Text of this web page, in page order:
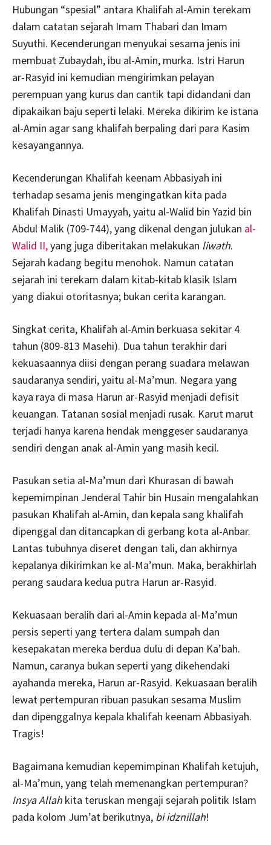
Hubungan “spesial” antara Khalifah al-Amin terekam
dalam catatan sejarah Imam Thabari dan Imam
Suyuthi. Kecenderungan menyukai sesama jenis ini
membuat Zubaydah, ibu al-Amin, murka. Istri Harun
ar-Rasyid ini kemudian mengirimkan pelayan
perempuan yang kurus dan cantik tapi didandani dan
dipakaikan baju seperti lelaki. Mereka dikirim ke istana
al-Amin agar sang khalifah berpaling dari para Kasim
kesayangannya.
Kecenderungan Khalifah keenam Abbasiyah ini
terhadap sesama jenis mengingatkan kita pada
Khalifah Dinasti Umayyah, yaitu al-Walid bin Yazid bin
Abdul Malik (709-744), yang dikenal dengan julukan al-
Walid II,yang juga diberitakan melakukan liwath.
Sejarah kadang begitu menohok. Namun catatan
sejarah ini terekam dalam kitab-kitab klasik Islam
yang diakui otoritasnya; bukan cerita karangan.
Singkat cerita, Khalifah al-Amin berkuasa sekitar 4
tahun (809-813 Masehi). Dua tahun terakhir dari
kekuasaannya diisi dengan perang suadara melawan
saudaranya sendiri, yaitu al-Ma’mun. Negara yang
kaya raya di masa Harun ar-Rasyid menjadi defisit
keuangan. Tatanan sosial menjadi rusak. Karut marut
terjadi hanya karena hendak menggeser saudaranya
sendiri dengan anak al-Amin yang masih kecil.
Pasukan setia al-Ma’mun dari Khurasan di bawah
kepemimpinan Jenderal Tahir bin Husain mengalahkan
pasukan Khalifah al-Amin, dan kepala sang khalifah
dipenggal dan ditancapkan di gerbang kota al-Anbar.
Lantas tubuhnya diseret dengan tali, dan akhirnya
kepalanya dikirimkan ke al-Ma’mun. Maka, berakhirlah
perang saudara kedua putra Harun ar-Rasyid.
Kekuasaan beralih dari al-Amin kepada al-Ma’mun
persis seperti yang tertera dalam sumpah dan
kesepakatan mereka berdua dulu di depan Ka’bah.
Namun, caranya bukan seperti yang dikehendaki
ayahanda mereka, Harun ar-Rasyid. Kekuasaan beralih
lewat pertempuran ribuan pasukan sesama Muslim
dan dipenggalnya kepala khalifah keenam Abbasiyah.
Tragis!
Bagaimana kemudian kepemimpinan Khalifah ketujuh,
al-Ma’mun, yang telah memenangkan pertempuran?
Insya Allah kita teruskan mengaji sejarah politik Islam
pada kolom Jum’at berikutnya, bi idznillah!